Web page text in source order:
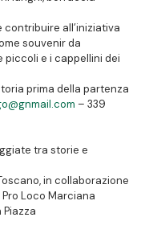
all’iniziativa
souvenir da
piccoli e i cappellini dei
prima della partenza
– 339
tra storie e
in collaborazione
Loco Marciana
Piazza